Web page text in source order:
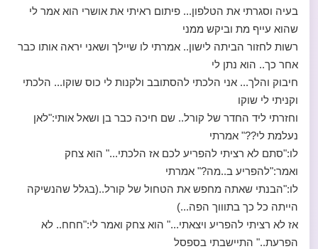
בעיה וסגרתי את הטלפון... פיתום ראיתי את אושרי הוא אמר לי
שהוא עייף מת וביקש ממני
רשות לחזור הביתה לישון.. אמרתי לו שיילך ושאני יראה אותו כבר
אחר כך.. הוא נתן לי
חיבוק והלך... אני הלכתי להסתובב ולקנות לי כוס שוקו... הלכתי
וקניתי לי שוקו
וחזרתי ליד החדר של קורל.. שם חיכה כבר בן ושאל אותי:"לאן
נעלמת לי??" אמרתי
לו:"סתם לא רציתי להפריע לכם אז הלכתי..." הוא צחק
ואמר:"להפריע ב..מה?" אמרתי
לו:"הבנתי שאתה מחפש את הטחול של קורל..(בגלל שהנשיקה
הייתה כל כך בתוווך הפה...)
אז לא רציתי להפריע ויצאתי..." הוא צחק ואמר לי:"חחח.. לא
הפרעת.." התיישבתי בספסל